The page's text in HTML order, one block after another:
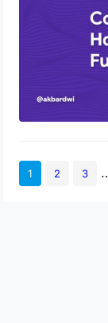
1 2 3